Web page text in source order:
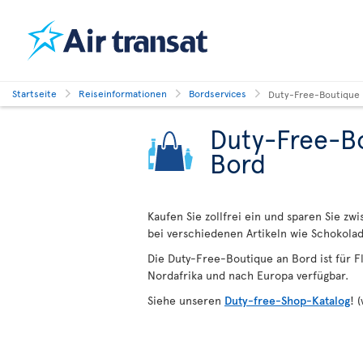
Startseite Reiseinformationen Bordservices Duty-Free-Boutique
Duty-Free-
Bord
Kaufen Sie zollfrei ein und sparen Sie
bei verschiedenen Artikeln wie
Die Duty-Free-Boutique an Bord ist für
Nordafrika und nach Europa verfügbar.
Siehe unseren Duty-free-Shop-Katalog!